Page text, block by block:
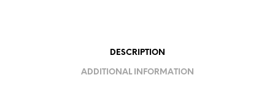
DESCRIPTION
ADDITIONAL INFORMATION